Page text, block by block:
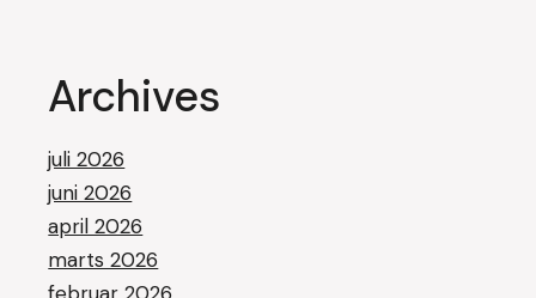
Archives
juli 2026
juni 2026
april 2026
marts 2026